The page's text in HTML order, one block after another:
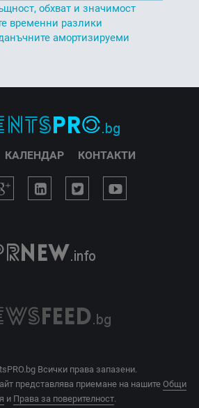
обхват и значимост
временни разлики
амортизируеми
КАЛЕНДАР КОНТАКТИ
Всички права запазени.
представлява приемане на нашитеОбщи
и Права за поверителност.